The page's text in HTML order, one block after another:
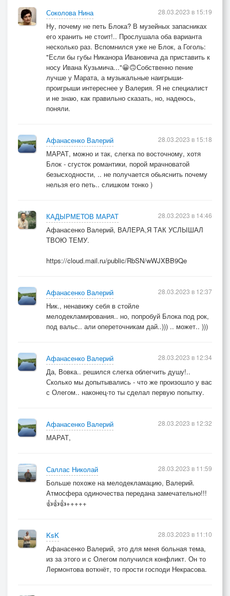
Соколова Нина
Ну, почему не петь Блока? В музейных запасниках
его хранить не стоит!.. Прослушала оба варианта
несколько раз. Вспомнился уже не Блок, а Гоголь:
"Если бы губы Никанора Ивановича да приставить к
носу Ивана Кузьмича..."😀🙃Собственно пение
лучше у Марата, а музыкальные наигрыши-
проигрыши интереснее у Валерия. Я не специалист
и не знаю, как правильно сказать, но, надеюсь,
поняли.
28.03.2023 в 15:19
Афанасенко Валерий
МАРАТ, можно и так, слегка по восточному, хотя
Блок - сгусток романтики, порой мрачноватой
безысходности, .. не получается обьяснить почему
нельзя его петь.. слишком тонко )
28.03.2023 в 15:18
КАДЫРМЕТОВ МАРАТ
Афанасенко Валерий, ВАЛЕРА,Я ТАК УСЛЫШАЛ
ТВОЮ ТЕМУ.
https://cloud.mail.ru/public/RbSN/wWJXBB9Qe
28.03.2023 в 14:46
Афанасенко Валерий
Ник., ненавижу себя в стойле
мелодекламирования.. но, попробуй Блока под рок,
под вальс.. али опереточникам дай..))) .. может.. )))
28.03.2023 в 12:37
Афанасенко Валерий
Да, Вовка.. решился слегка облегчить душу!..
Сколько мы допытывались - что же произошло у вас
с Олегом.. наконец-то ты сделал первую попытку.
28.03.2023 в 12:34
Афанасенко Валерий
МАРАТ,
28.03.2023 в 12:32
Саллас Николай
Больше похоже на мелодекламацию, Валерий.
Атмосфера одиночества передана замечательно!!!
👍👍👍+++++
28.03.2023 в 11:59
KsK
Афанасенко Валерий, это для меня больная тема,
из за этого и с Олегом получился конфликт. Он то
Лермонтова воткнёт, то прости господи Некрасова.
28.03.2023 в 11:10